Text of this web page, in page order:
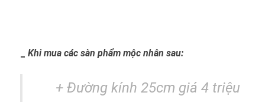
Khi mua các sàn phẩm mộc nhân sau:
+ Đường kính 25cm giá 4 triệu